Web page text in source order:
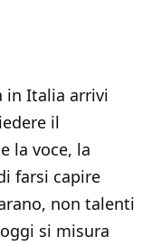
in Italia arrivi
il
la voce, la
farsi capire
non talenti
si misura